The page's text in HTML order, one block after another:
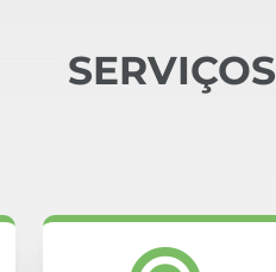
SERVIÇOS